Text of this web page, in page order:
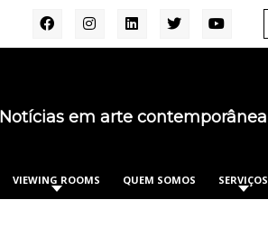
Notícias em arte contemporânea
VIEWING ROOMS QUEM SOMOS SERVIÇOS